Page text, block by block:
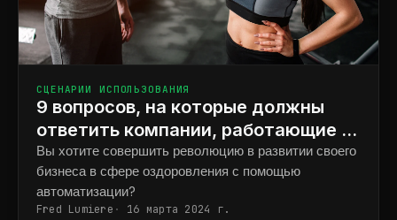
СЦЕНАРИИ ИСПОЛЬЗОВАНИЯ
9 вопросов, на которые должны
ответить компании, работающие в
сфере «разум-тело», чтобы
автоматизировать рост.
Вы хотите совершить революцию в развитии своего
бизнеса в сфере оздоровления с помощью
автоматизации?
Fred Lumiere 16 марта 2024 г.